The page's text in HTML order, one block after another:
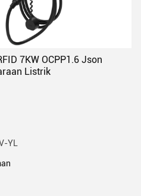
7KW OCPP1.6 Json
Listrik
YL